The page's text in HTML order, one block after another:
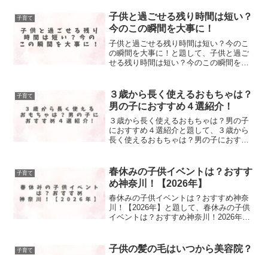
子育て
子供と過ごせる残り時間は短い？
今のこの瞬間を大事に！
子供と過ごせる残り時間は短い？今のこ
の瞬間を大事に！と題して、子供と過ご
せる残り時間は短い？今のこの瞬間を大
子育て
３歳から長く使えるおもちゃは？
男の子におすすめ４選紹介！
３歳から長く使えるおもちゃは？男の子
におすすめ４選紹介と題して、３歳から
長く使えるおもちゃは？男の子におすす
子育て
春休みの子供イベントは？おすす
め神奈川！【2026年】
春休みの子供イベントは？おすすめ神奈
川！【2026年】と題して、春休みの子供
イベントは？おすすめ神奈川！2026年を
子育て
子供の髪の毛はいつから美容院？